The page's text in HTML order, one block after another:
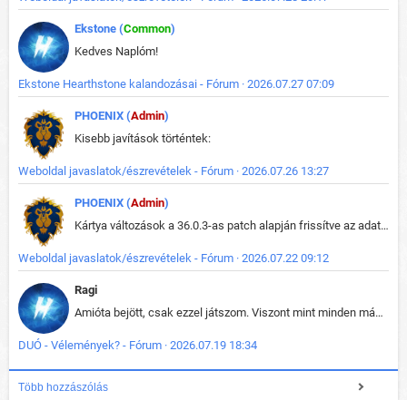
Ekstone (Common)
Kedves Naplóm!
Ekstone Hearthstone kalandozásai - Fórum · 2026.07.27 07:09
PHOENIX (Admin)
Kisebb javítások történtek:
Weboldal javaslatok/észrevételek - Fórum · 2026.07.26 13:27
PHOENIX (Admin)
Kártya változások a 36.0.3-as patch alapján frissítve az adatbázisban (képek is cserélve).
Weboldal javaslatok/észrevételek - Fórum · 2026.07.22 09:12
Ragi
Amióta bejött, csak ezzel játszom. Viszont mint minden más - akár az alapjáték is, ez is baromira összetett lett. Néha már pár kör után is esélytelen az egész. Vagy irreállisan túltápol valaki, vagy lelép a partner, vagy csak hülye mint a segg. És amikor eljönne az én időm, na akkor jön el mindenki másé is. Engem jobban érdekelne, hogy ki milyen ratingen szokott játszani. Na ez lenne egy érdekes adat.
DUÓ - Vélemények? - Fórum · 2026.07.19 18:34
Több hozzászólás